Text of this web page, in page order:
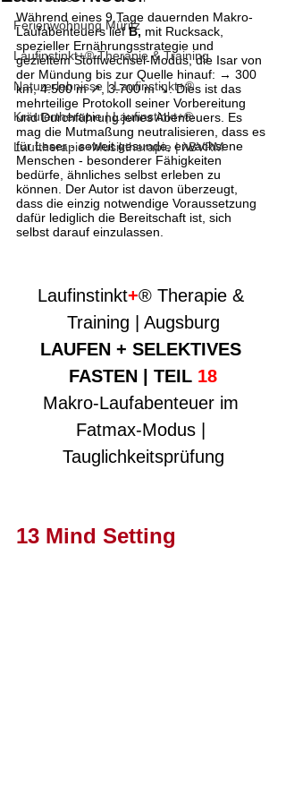
Ferienwohnung Müritz
Laufinstinkt+® Therapie & Training
Naturerlebnisse | Laufinstinkt+®
Kräutertherapie | Laufinstinkt+®
Lauftherapie+Musiktherapie | λBVRM
Während eines 9 Tage dauernden Makro-
Laufabenteuers lief B, mit Rucksack,
spezieller Ernährungsstrategie und
gezieltem Stoffwechsel-Modus, die Isar von
der Mündung bis zur Quelle hinauf: → 300
km, 4.500 m ↗︎, 3.700 m ↘︎. Dies ist das
mehrteilige Protokoll seiner Vorbereitung
und Durchführung jenes Abenteuers. Es
mag die Mutmaßung neutralisieren, dass es
für Leser - soweit gesunde, erwachsene
Menschen - besonderer Fähigkeiten
bedürfe, ähnliches selbst erleben zu
können. Der Autor ist davon überzeugt,
dass die einzig notwendige Voraussetzung
dafür lediglich die Bereitschaft ist, sich
selbst darauf einzulassen.
Laufinstinkt+® Therapie &
Training | Augsburg
LAUFEN + SELEKTIVES
FASTEN | TEIL 18
Makro-Laufabenteuer im
Fatmax-Modus |
Tauglichkeitsprüfung
13 Mind Setting